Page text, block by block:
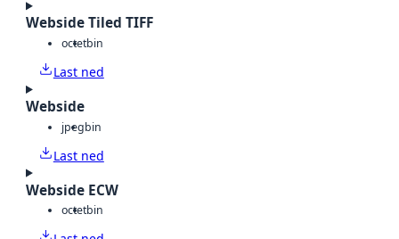
Webside Tiled TIFF
octetbin
Last ned
Webside
jpegbin
Last ned
Webside ECW
octetbin